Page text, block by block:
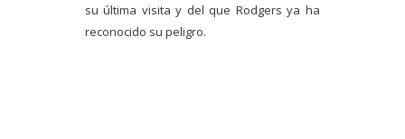
su última visita y del que Rodgers ya ha
reconocido su peligro.